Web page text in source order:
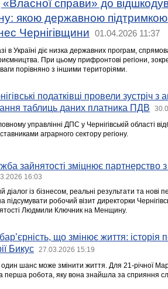
«Власної справи» до
якою державною
Чернігівщини
01.04.2026 11:37
в Україні діє низка державних програм,
При цьому прифронтові регіони,
порівняно з іншими територіями.
податківці провели зустріч з
таблиць даних платника ПДВ
управлінні ДПС у Чернігівській області
аграрного сектору регіону.
зайнятості зміцнює партнерство
16:03
діалог із бізнесом, реальні результати та нові
підсумувати робочий візит директорки
Людмили Ключник на Менщину.
що змінює життя: історія
Бикус
27.03.2026 15:19
один шанс може змінити життя. Для 21-річної
перша робота, яку вона знайшла за сприяння